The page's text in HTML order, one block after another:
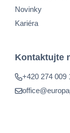
Novinky
Kariéra
Kontaktujte
+420 274 009